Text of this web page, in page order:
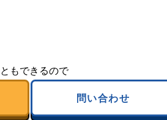
もできるので
問い合わせ